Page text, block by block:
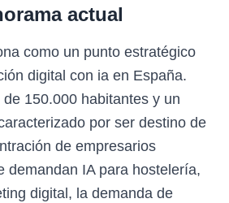
actual
como un punto estratégico
digital con ia en España.
150.000 habitantes y un
por ser destino de
de empresarios
demandan IA para hostelería,
digital, la demanda de